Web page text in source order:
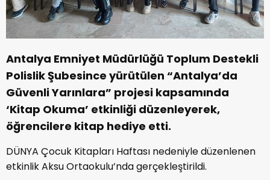
Antalya Emniyet Müdürlüğü Toplum Destekli
Polislik Şubesince yürütülen “Antalya’da
Güvenli Yarınlara” projesi kapsamında
‘Kitap Okuma’ etkinliği düzenleyerek,
öğrencilere kitap hediye etti.
DÜNYA Çocuk Kitapları Haftası nedeniyle düzenlenen
etkinlik Aksu Ortaokulu’nda gerçekleştirildi.